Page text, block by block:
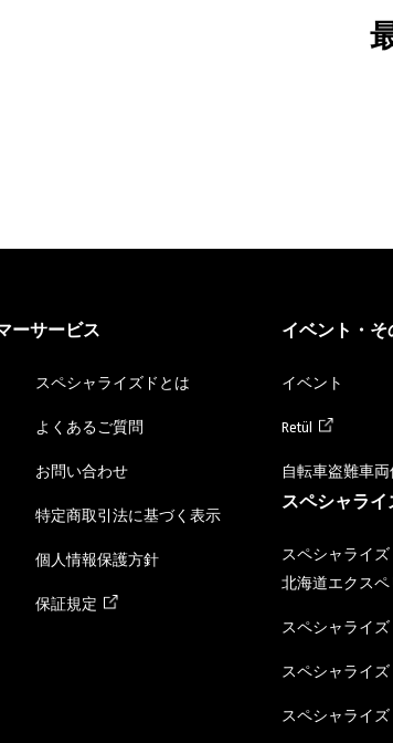
ーサービス
スペシャライズドとは
よくあるご質問
お問い合わせ
特定商取引法に基づく表示
個人情報保護方針
保証規定
イベント・そ
イベント
Retül
自転車盗難車
スペシャライ
スペシャライズ
北海道エクス
スペシャライズ
スペシャライ
スペシャライズ